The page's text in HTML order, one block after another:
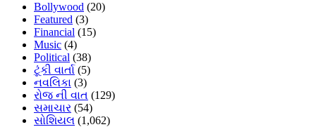
Bollywood (20)
Featured (3)
Financial (15)
Music (4)
Political (38)
ટૂંકી વાર્તા (5)
નવલિકા (3)
રોજ ની વાત (129)
સમાચાર (54)
સોશિયલ (1,062)